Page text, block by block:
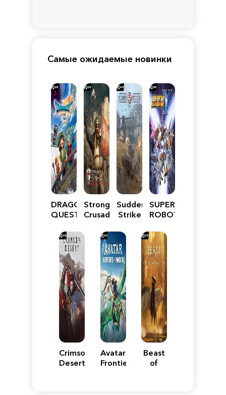
Самые ожидаемые новинки
DRAGON
QUEST
Reimagined
Stronghold
Crusader:
Edition
Sudden
Strike
SUPER
ROBOT
Y
Crimson
Desert
Avatar:
Frontiers
Beast
of